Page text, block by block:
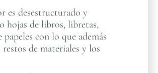
es desestructurado y
hojas de libros, libretas,
papeles con lo que además
de materiales y los